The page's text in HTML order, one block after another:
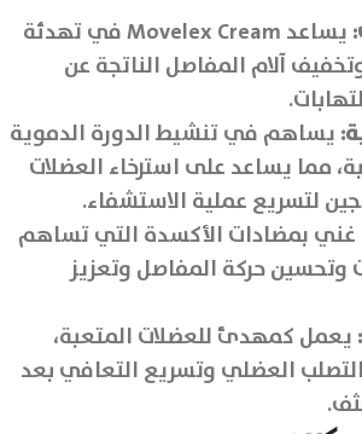
يساعد Movelex Cream في تهدئة
آلام المفاصل الناتجة عن
يساهم في تنشيط الدورة الدموية
مما يساعد على استرخاء العضلات
لتسريع عملية الاستشفاء.
غني بمضادات الأكسدة التي تساهم
وتحسين حركة المفاصل وتعزيز
يعمل كمهدئ للعضلات المتعبة،
العضلي وتسريع التعافي بعد